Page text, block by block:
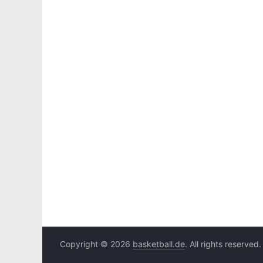
Copyright © 2026 basketball.de. All rights reserved.